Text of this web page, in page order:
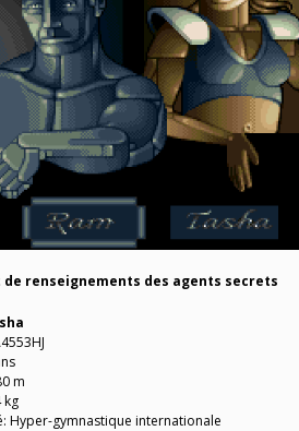
de renseignements des agents secrets
m
kg
Hyper-gymnastique internationale